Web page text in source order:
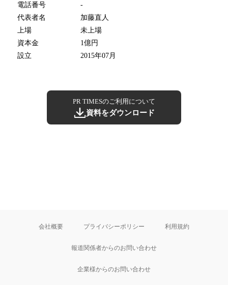
電話番号
-
代表者名
加藤直人
上場
未上場
資本金
1億円
設立
2015年07月
PR TIMESのご利用について
資料をダウンロード
会社概要 プライバシーポリシー 利用規約
報道関係者からのお問い合わせ
企業様からのお問い合わせ